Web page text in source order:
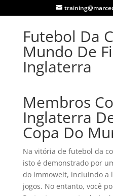
Futebol Da
Mundo De
Inglaterra
Membros
Inglaterra
Copa Do
Na vitória de futebol da
isto é demonstrado por
do immowelt, incluindo a
jogos. No entanto, você